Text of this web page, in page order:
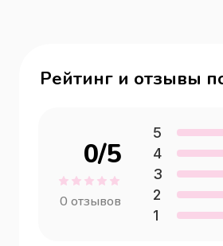
Рейтинг и отзывы
0/5
0 отзывов
5
4
3
2
1